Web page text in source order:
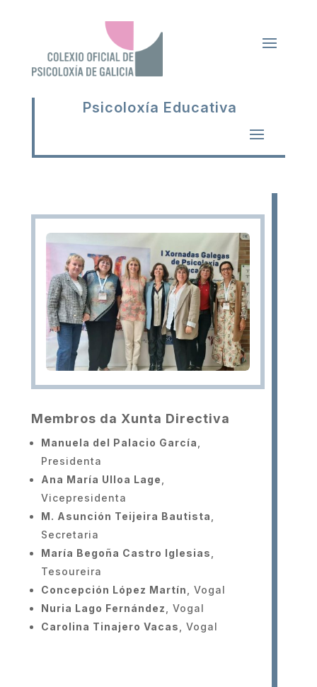
Psicoloxía Educativa
Membros da Xunta Directiva
Manuela del Palacio García
Presidenta
Ana María Ulloa Lage
Vicepresidenta
M. Asunción Teijeira Bautista
Secretaria
María Begoña Castro Iglesias
Tesoureira
Concepción López Martín
Vogal
Nuria Lago Fernández
Vogal
Carolina Tinajero Vacas
Vogal